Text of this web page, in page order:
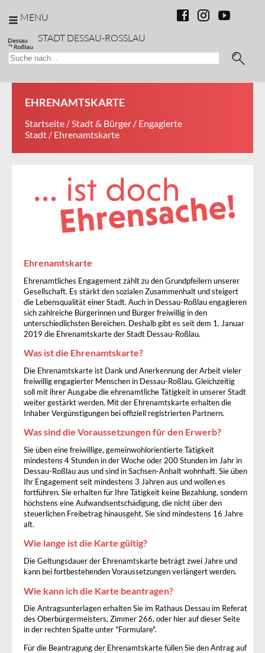
MENU
STADT DESSAU-ROSSLAU
EHRENAMTSKARTE
Startseite /Stadt & Bürger / Engagierte
Stadt / Ehrenamtskarte
Ehrenamtskarte
Ehrenamtliches Engagement zählt zu den Grundpfeilern unserer
Gesellschaft. Es stärkt den sozialen Zusammenhalt und steigert
die Lebensqualität einer Stadt. Auch in Dessau-Roßlau engagieren
sich zahlreiche Bürgerinnen und Bürger freiwillig in den
unterschiedlichsten Bereichen. Deshalb gibt es seit dem 1. Januar
2019 die Ehrenamtskarte der Stadt Dessau-Roßlau.
Was ist die Ehrenamtskarte?
Die Ehrenamtskarte ist Dank und Anerkennung der Arbeit vieler
freiwillig engagierter Menschen in Dessau-Roßlau. Gleichzeitig
soll mit ihrer Ausgabe die ehrenamtliche Tätigkeit in unserer Stadt
weiter gestärkt werden. Mit der Ehrenamtskarte erhalten die
Inhaber Vergünstigungen bei offiziell registrierten Partnern.
Was sind die Voraussetzungen für den Erwerb?
Sie üben eine freiwillige, gemeinwohlorientierte Tätigkeit
mindestens 4 Stunden in der Woche oder 200 Stunden im Jahr in
Dessau-Roßlau aus und sind in Sachsen-Anhalt wohnhaft. Sie üben
Ihr Engagement seit mindestens 3 Jahren aus und wollen es
fortführen. Sie erhalten für Ihre Tätigkeit keine Bezahlung, sondern
höchstens eine Aufwandsentschädigung, die nicht über den
steuerlichen Freibetrag hinausgeht. Sie sind mindestens 16 Jahre
alt.
Wie lange ist die Karte gültig?
Die Geltungsdauer der Ehrenamtskarte beträgt zwei Jahre und
kann bei fortbestehenden Voraussetzungen verlängert werden.
Wie kann ich die Karte beantragen?
Die Antragsunterlagen erhalten Sie im Rathaus Dessau im Referat
des Oberbürgermeisters, Zimmer 266, oder hier auf dieser Seite
in der rechten Spalte unter "Formulare".
Für die Beantragung der Ehrenamtskarte füllen Sie den Antrag auf